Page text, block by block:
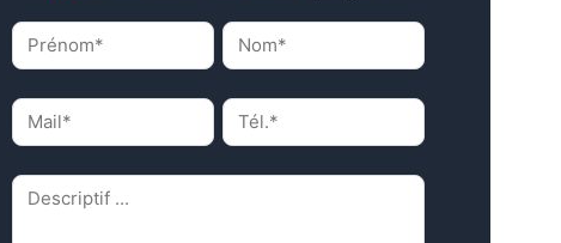
Prénom*
(Nécessaire)
Nom*
(Nécessaire)
Mail*
(Nécessaire)
Tél.*
(Nécessaire)
Descriptif
(Nécessaire)